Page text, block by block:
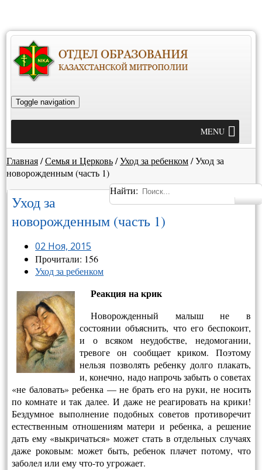
Toggle navigation
MENU
Главная/Семья и Церковь/Уход за ребенком/Уход за
новорожденным (часть 1)
Найти:
Уход за
новорожденным (часть 1)
02 Ноя, 2015
Прочитали: 156
Уход за ребенком
Реакция на крик
Новорожденный малыш не в
состоянии объяс­нить, что его беспокоит,
и о всяком неудобстве, недомогании,
тревоге он сообщает криком. По­этому
нельзя позволять ребенку долго плакать,
и, конечно, надо напрочь забыть о советах
«не ба­ловать» ребенка — не брать его на руки, не но­сить
по комнате и так далее. И даже не реагиро­вать на крики!
Бездумное выполнение подобных советов противоречит
естественным отношениям матери и ребенка, а решение
дать ему «выкри­чаться» может стать в отдельных случаях
даже роковым: может быть, ребенок плачет потому, что
заболел или ему что-то угрожает.